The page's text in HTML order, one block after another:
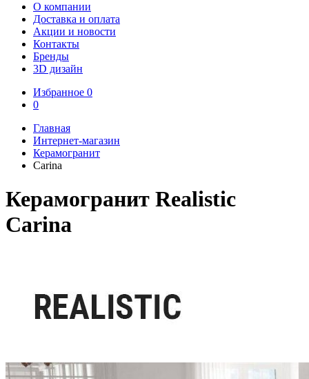
О компании
Доставка и оплата
Акции и новости
Контакты
Бренды
3D дизайн
Избранное 0
0
Главная
Интернет-магазин
Керамогранит
Carina
Керамогранит Realistic
Carina